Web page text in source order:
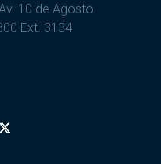
10 de Agosto
Ext. 3134